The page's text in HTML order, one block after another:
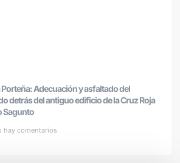
Adecuación y asfaltado del
detrás del antiguo edificio de la Cruz Roja
Sagunto
hay comentarios